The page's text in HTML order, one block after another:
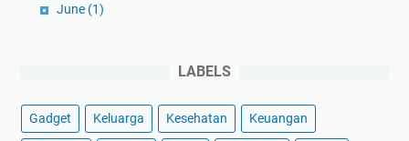
June (1)
February(1)
LABELS
Gadget Keluarga Kesehatan Keuangan